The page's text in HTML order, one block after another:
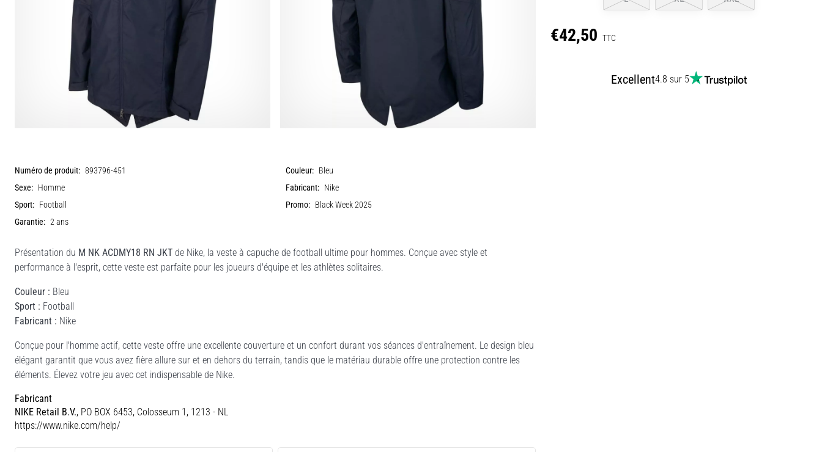
€42,50 TTC
Excellent4.8 sur 5
Numéro de produit: 893796-451 Couleur: Bleu
Sexe: Homme Fabricant: Nike
Sport: Football Promo: Black Week 2025
Garantie: 2 ans
Présentation du M NK ACDMY18 RN JKT de Nike, la veste à capuche de football ultime pour hommes. Conçue avec style et
performance à l'esprit, cette veste est parfaite pour les joueurs d'équipe et les athlètes solitaires.
Couleur : Bleu
Sport : Football
Fabricant : Nike
Conçue pour l'homme actif, cette veste offre une excellente couverture et un confort durant vos séances d'entraînement. Le design bleu
élégant garantit que vous avez fière allure sur et en dehors du terrain, tandis que le matériau durable offre une protection contre les
éléments. Élevez votre jeu avec cet indispensable de Nike.
Fabricant
NIKE Retail B.V., PO BOX 6453, Colosseum 1, 1213 - NL
https://www.nike.com/help/